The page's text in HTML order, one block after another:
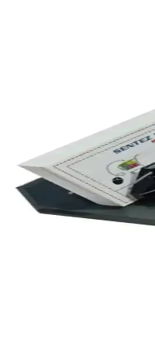
Emtory Home
Beş adet bej renkli, el
Prozenis Titan 14
Prozenis Titan 14 Parça
Halk Kitabevi 2026
Halk Kitabevi'nin 2026
Düğün ve Özel
Düğün ve özel günlerde
Prozenis Burgaz
Prozenis Burgaz Siyah